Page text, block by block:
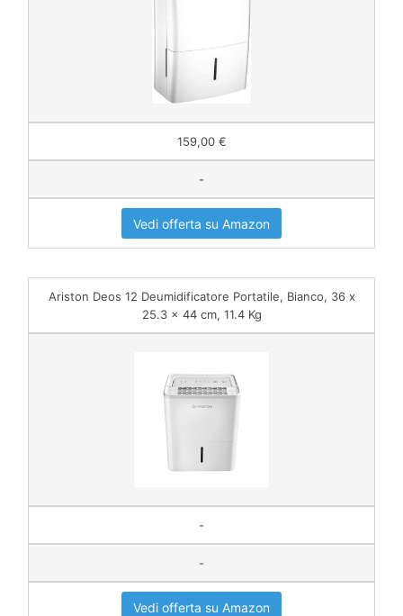
159,00 €
-
Vedi offerta su Amazon
Ariston Deos 12 Deumidificatore Portatile, Bianco, ‎36 x
25.3 x 44 cm, 11.4 Kg
-
-
Vedi offerta su Amazon